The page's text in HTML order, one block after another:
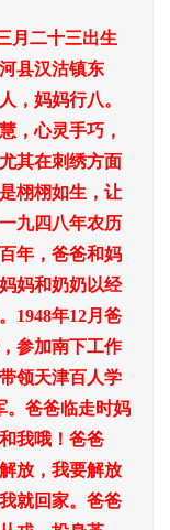
月二十三出生
县汉沽镇东
，妈妈行八。
，心灵手巧，
其在刺绣方面
栩栩如生，让
九四八年农历
年，爸爸和妈
妈和奶奶以经
1948年12月爸
参加南下工作
领天津百人学
。爸爸临走时妈
我哦！爸爸
放，我要解放
就回家。爸爸